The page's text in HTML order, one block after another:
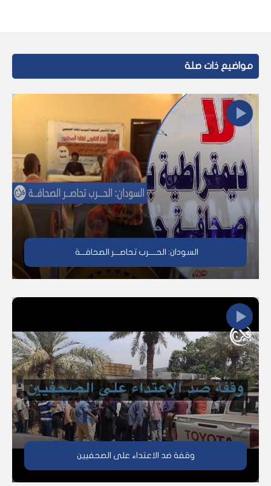
مواضيع ذات صلة
السودان: الحــــرب تحاصـــر الصحافـــة
وقفة ضد الاعتداء على الصحفيين